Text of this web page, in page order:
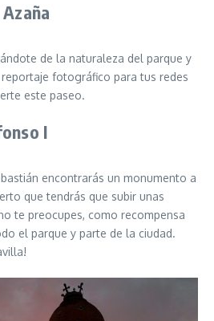
de la naturaleza del parque y
fotográfico para tus redes
este paseo.
I
encontrarás un monumento a
que tendrás que subir unas
te preocupes, como recompensa
el parque y parte de la ciudad.